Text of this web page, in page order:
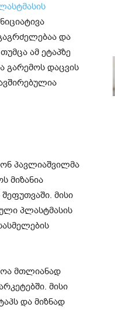
და
ამ ეტაპზე
გარემოს დაცვის
პავლიაშვილმა
მიზანია
მისი
პლასტმასის
მთლიანად
მისი
და მიზნად